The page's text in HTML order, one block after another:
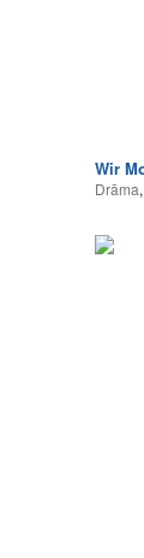
Wir
Drāma,